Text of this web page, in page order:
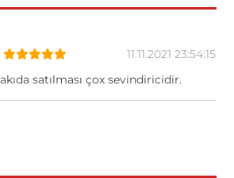
11.11.2021 23:54:15
satılması çox sevindiricidir.